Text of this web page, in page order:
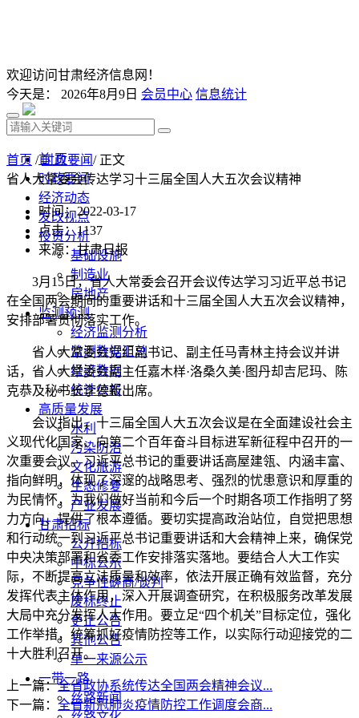
欢迎访问甘肃经济信息网！
今天是： 2026年8月9日 会员中心 信息统计
首 页
时政要闻
经济动态
发改视点
投资分析
基础设施
制造业
房地产
监测预测
经济监测分析
监测数据汇总
经济数据
统计公报
高质量发展
水利
污染防治
文化旅游
生态修复
产业发展
甘肃招标
公开招标
中标公示
竞争性磋商/谈判
废标终止
更正公告
其他公告
单一来源公示
一带一路
丝路新闻
首页 /时政要闻/ 正文
省人大常委会传达学习十三届全国人大五次会议精神
时间：2022-03-17
点击：1137
来源：甘肃日报
3月15日，省人大常委会召开会议传达学习习近平总书记
在全国两会期间的重要讲话和十三届全国人大五次会议精神，
安排部署贯彻落实工作。
省人大常委会党组副书记、副主任马青林主持会议并讲
话，省人大常委会副主任嘉木样·洛桑久美·图丹却吉尼玛、陈
克恭及秘书长李德新出席。
会议指出，十三届全国人大五次会议是在全面建设社会主
义现代化国家、向第二个百年奋斗目标进军新征程中召开的一
次重要会议。习近平总书记的重要讲话高屋建瓴、内涵丰富、
指向鲜明，体现了深邃的战略思考、强烈的忧患意识和厚重的
为民情怀，为我们做好当前和今后一个时期各项工作指明了努
力方向、提供了根本遵循。要切实提高政治站位，自觉把思想
和行动统一到习近平总书记重要讲话和大会精神上来，确保党
中央决策部署和省委工作安排落实落地。要结合人大工作实
际，不断提高立法质量和效率，依法开展正确有效监督，充分
发挥代表主体作用，深入开展调查研究，在积极服务改革发展
大局中充分发挥人大作用。要立足“四个机关”目标定位，强化
工作举措，统筹抓好疫情防控等工作，以实际行动迎接党的二
十大胜利召开。
上一篇：全省政协系统传达全国两会精神会议...
下一篇： 全省新冠肺炎疫情防控工作调度会商...